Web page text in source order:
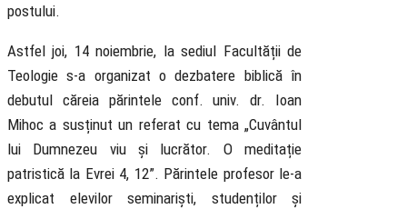
postului.
Astfel joi, 14 noiembrie, la sediul Facultății de
Teologie s-a organizat o dezbatere biblică în
debutul căreia părintele conf. univ. dr. Ioan
Mihoc a susținut un referat cu tema „Cuvântul
lui Dumnezeu viu și lucrător. O meditație
patristică la Evrei 4, 12”. Părintele profesor le-a
explicat elevilor seminariști, studenților și